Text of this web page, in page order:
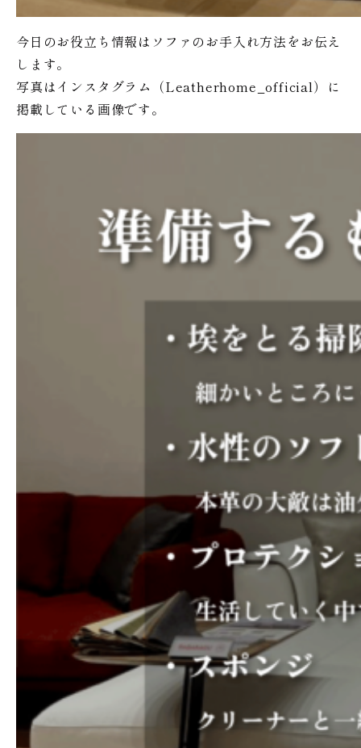
今日のお役立ち情報はソファのお手入れ方法をお伝え
します。
写真はインスタグラム（Leatherhome_official）に
掲載している画像です。